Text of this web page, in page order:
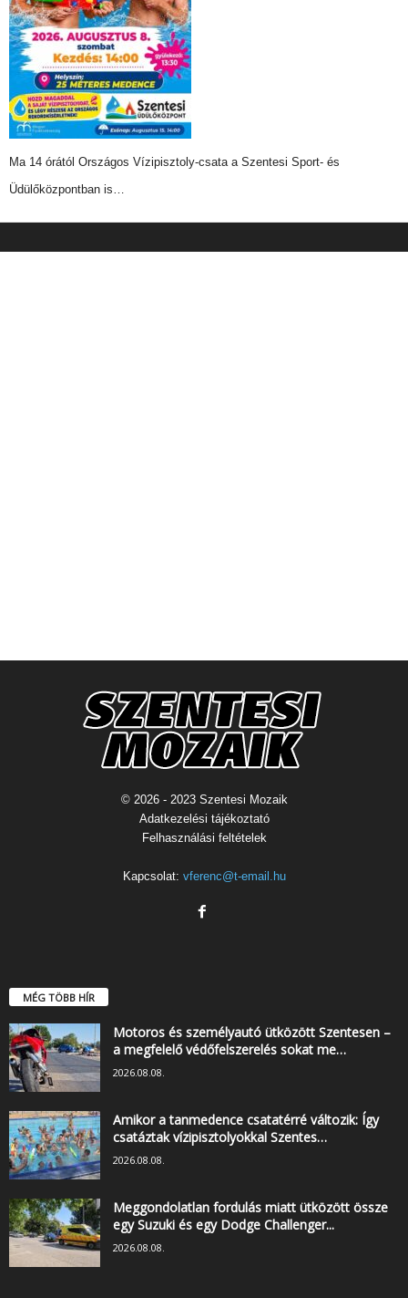
Ma 14 órától Országos Vízipisztoly-csata a Szentesi Sport- és
Üdülőközpontban is…
© 2026 - 2023 Szentesi Mozaik
Adatkezelési tájékoztató
Felhasználási feltételek
Kapcsolat: vferenc@t-email.hu
MÉG TÖBB HÍR
Motoros és személyautó ütközött Szentesen –
a megfelelő védőfelszerelés sokat me…
2026.08.08.
Amikor a tanmedence csatatérré változik: Így
csatáztak vízipisztolyokkal Szentes…
2026.08.08.
Meggondolatlan fordulás miatt ütközött össze
egy Suzuki és egy Dodge Challenger...
2026.08.08.